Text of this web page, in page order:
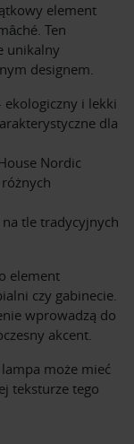
element
Ten
unikalny
designem.
ekologiczny i lekki
dla
Nordic
tle tradycyjnych
element
czy gabinecie.
wprowadzą do
akcent.
może mieć
teksturze tego